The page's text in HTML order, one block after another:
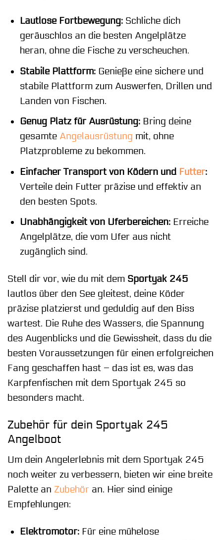
Lautlose Fortbewegung:Schliche dich
geräuschlos an die besten Angelplätze
heran, ohne die Fische zu verscheuchen.
Stabile Plattform:Genieße eine sichere und
stabile Plattform zum Auswerfen, Drillen und
Landen von Fischen.
Genug Platz für Ausrüstung:Bring deine
gesamte Angelausrüstung mit, ohne
Platzprobleme zu bekommen.
Einfacher Transport von Ködern und Futter:
Verteile dein Futter präzise und effektiv an
den besten Spots.
Unabhängigkeit von Uferbereichen:Erreiche
Angelplätze, die vom Ufer aus nicht
zugänglich sind.
Stell dir vor, wie du mit dem Sportyak 245
lautlos über den See gleitest, deine Köder
präzise platzierst und geduldig auf den Biss
wartest. Die Ruhe des Wassers, die Spannung
des Augenblicks und die Gewissheit, dass du die
besten Voraussetzungen für einen erfolgreichen
Fang geschaffen hast – das ist es, was das
Karpfenfischen mit dem Sportyak 245 so
besonders macht.
Zubehör für dein Sportyak 245
Angelboot
Um dein Angelerlebnis mit dem Sportyak 245
noch weiter zu verbessern, bieten wir eine breite
Palette an Zubehör an. Hier sind einige
Empfehlungen:
Elektromotor:Für eine mühelose